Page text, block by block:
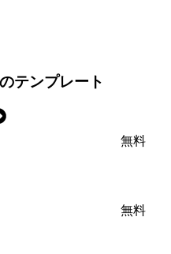
テンプレート
無料
無料